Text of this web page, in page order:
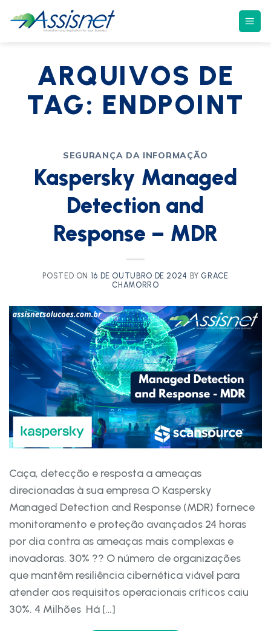
ARQUIVOS DE
TAG: ENDPOINT
SEGURANÇA DA INFORMAÇÃO
Kaspersky Managed
Detection and
Response – MDR
POSTED ON 16 DE OUTUBRO DE 2024 BY GRACE
CHAMORRO
Caça, detecção e resposta a ameaças
direcionadas à sua empresa O Kaspersky
Managed Detection and Response (MDR) fornece
monitoramento e proteção avançados 24 horas
por dia contra as ameaças mais complexas e
inovadoras. 30% ?? O número de organizações
que mantêm resiliência cibernética viável para
atender aos requisitos operacionais críticos caiu
30%. 4 Milhões Há […]